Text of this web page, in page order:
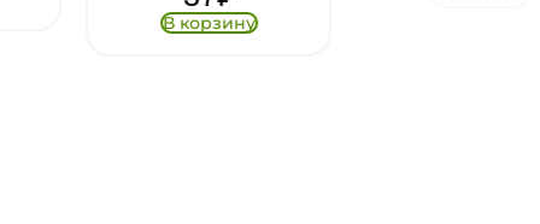
В корзину